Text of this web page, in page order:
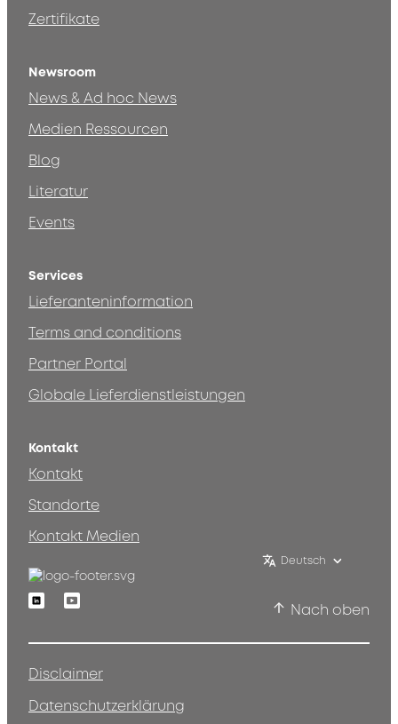
Zertifikate
Newsroom
News & Ad hoc News
Medien Ressourcen
Blog
Literatur
Events
Services
Lieferanteninformation
Terms and conditions
Partner Portal
Globale Lieferdienstleistungen
Kontakt
Kontakt
Standorte
Kontakt Medien
Deutsch
LinkedinYoutube
Nach oben
Disclaimer
Datenschutzerklärung